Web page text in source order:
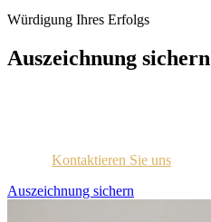
Würdigung Ihres Erfolgs
Auszeichnung sichern
Kontaktieren Sie uns
Auszeichnung sichern